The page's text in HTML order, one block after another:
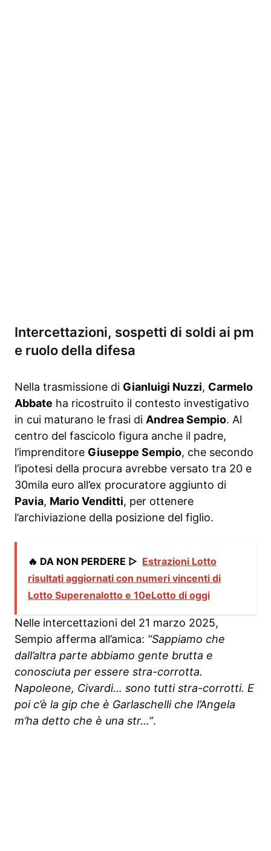
Intercettazioni, sospetti di soldi ai pm
e ruolo della difesa
Nella trasmissione di Gianluigi Nuzzi, Carmelo
Abbate ha ricostruito il contesto investigativo
in cui maturano le frasi di Andrea Sempio. Al
centro del fascicolo figura anche il padre,
l’imprenditore Giuseppe Sempio, che secondo
l’ipotesi della procura avrebbe versato tra 20 e
30mila euro all’ex procuratore aggiunto di
Pavia, Mario Venditti, per ottenere
l’archiviazione della posizione del figlio.
🔥 DA NON PERDERE ▷ Estrazioni Lotto
risultati aggiornati con numeri vincenti di
Lotto Superenalotto e 10eLotto di oggi
Nelle intercettazioni del 21 marzo 2025,
Sempio afferma all’amica: “Sappiamo che
dall’altra parte abbiamo gente brutta e
conosciuta per essere stra-corrotta.
Napoleone, Civardi… sono tutti stra-corrotti. E
poi c’è la gip che è Garlaschelli che l’Angela
m’ha detto che è una str…”.